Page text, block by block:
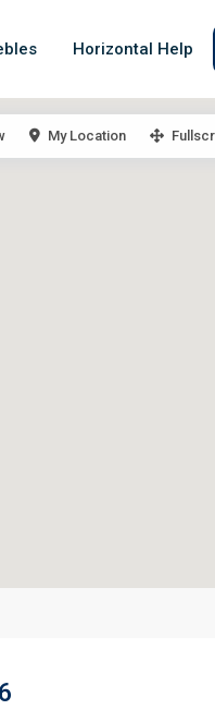
Horizontal Help
My Location